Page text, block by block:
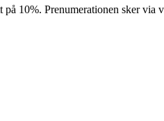
10%. Prenumerationen sker